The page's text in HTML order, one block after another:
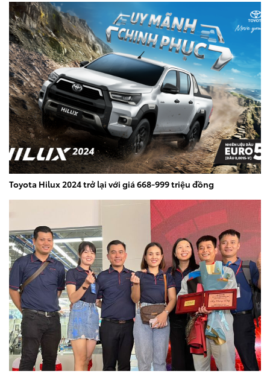
Toyota Hilux 2024 trở lại với giá 668-999 triệu đồng